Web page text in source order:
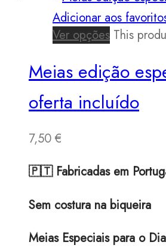
Adicionar aos
Ver opções This
Meias edição
oferta incluído
7,50 €
🇵🇹 Fabricadas em
Sem costura na biqueira
Meias Especiais para o